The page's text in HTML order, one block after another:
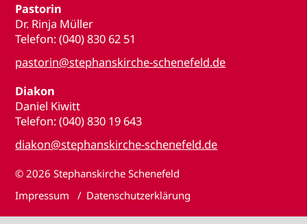
Pastorin
Dr. Rinja Müller
Telefon: (040) 830 62 51
pastorin@stephanskirche-schenefeld.de
Diakon
Daniel Kiwitt
Telefon: (040) 830 19 643
diakon@stephanskirche-schenefeld.de
© 2026 Stephanskirche Schenefeld
Impressum
Datenschutzerklärung